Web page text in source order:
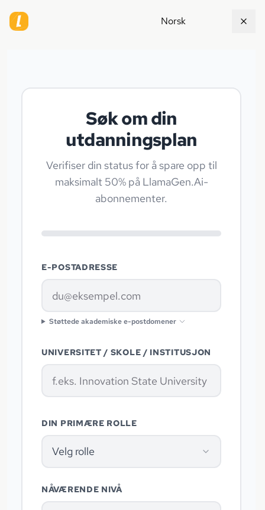
Norsk
Søk om din
utdanningsplan
Verifiser din status for å spare opp til
maksimalt 50% på LlamaGen.Ai-
abonnementer.
E-POSTADRESSE
Støttede akademiske e-postdomener
UNIVERSITET / SKOLE / INSTITUSJON
DIN PRIMÆRE ROLLE
Velg rolle
NÅVÆRENDE NIVÅ